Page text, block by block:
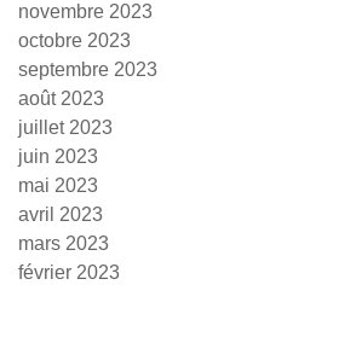
novembre 2023
octobre 2023
septembre 2023
août 2023
juillet 2023
juin 2023
mai 2023
avril 2023
mars 2023
février 2023